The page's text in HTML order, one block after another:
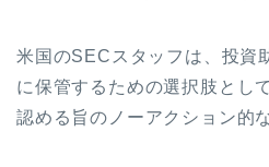
米国のSECスタッフは、投資
に保管するための選択肢とし
認める旨のノーアクション的